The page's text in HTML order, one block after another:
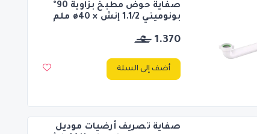
صفاية حوض مطبخ بزاوية 90°
بونوميني 1.1/2 إنش × ø40 ملم
1.370
أضف إلى السلة
صفاية تصريف أرضيات موديل